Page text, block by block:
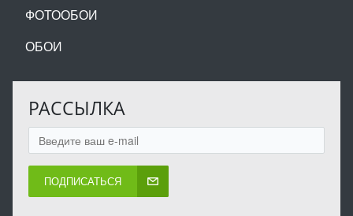
ФОТООБОИ
ОБОИ
РАССЫЛКА
ПОДПИСАТЬСЯ